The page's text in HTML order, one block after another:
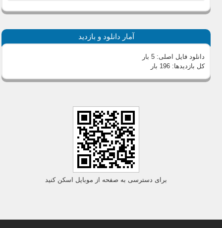
آمار دانلود و بازدید
دانلود فایل اصلی:5 بار
کل بازدیدها:196 بار
برای دسترسی به صفحه از موبایل اسکن کنید